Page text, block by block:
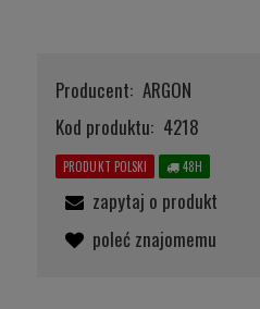
Producent: ARGON
Kod produktu: 4218
PRODUKT POLSKI 48H
zapytaj o produkt
poleć znajomemu